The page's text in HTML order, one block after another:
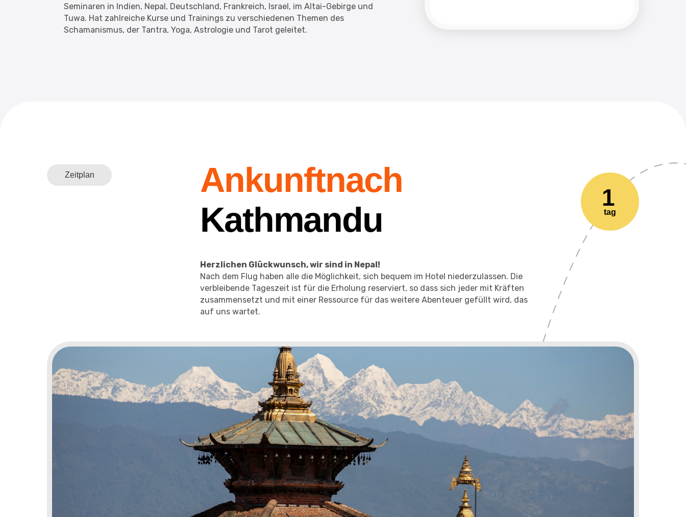
Seminaren in Indien, Nepal, Deutschland, Frankreich, Israel, im Altai-Gebirge und
Tuwa. Hat zahlreiche Kurse und Trainings zu verschiedenen Themen des
Schamanismus, der Tantra, Yoga, Astrologie und Tarot geleitet.
Ankunftnach
Kathmandu
Zeitplan
1
tag
Herzlichen Glückwunsch, wir sind in Nepal!
Nach dem Flug haben alle die Möglichkeit, sich bequem im Hotel niederzulassen. Die
verbleibende Tageszeit ist für die Erholung reserviert, so dass sich jeder mit Kräften
zusammensetzt und mit einer Ressource für das weitere Abenteuer gefüllt wird, das
auf uns wartet.